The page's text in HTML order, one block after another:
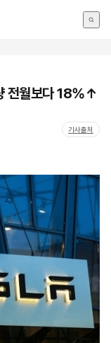
전월보다 18%↑
기사출처